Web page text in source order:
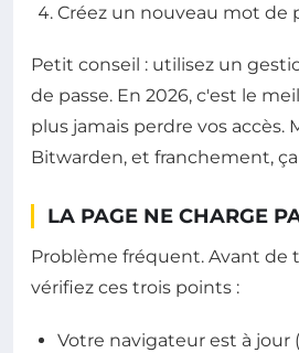
Créez un nouveau mot de
Petit conseil : utilisez un
de passe. En 2026, c'est le
plus jamais perdre vos accès.
Bitwarden, et franchement,
LA PAGE NE CHARGE
Problème fréquent. Avant de
vérifiez ces trois points :
Votre navigateur est à jour